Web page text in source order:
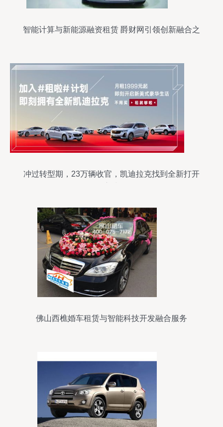
智能计算与新能源融资租赁 爵财网引领创新融合之
冲过转型期，23万辆收官，凯迪拉克找到全新打开
佛山西樵婚车租赁与智能科技开发融合服务